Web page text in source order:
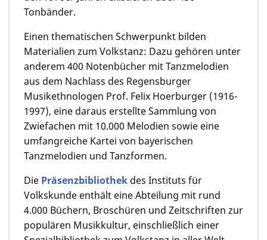
Tonbänder.
Einen thematischen Schwerpunkt bilden
Materialien zum Volkstanz: Dazu gehören unter
anderem 400 Notenbücher mit Tanzmelodien
aus dem Nachlass des Regensburger
Musikethnologen Prof. Felix Hoerburger (1916-
1997), eine daraus erstellte Sammlung von
Zwiefachen mit 10.000 Melodien sowie eine
umfangreiche Kartei von bayerischen
Tanzmelodien und Tanzformen.
Die Präsenzbibliothek des Instituts für
Volkskunde enthält eine Abteilung mit rund
4.000 Büchern, Broschüren und Zeitschriften zur
populären Musikkultur, einschließlich einer